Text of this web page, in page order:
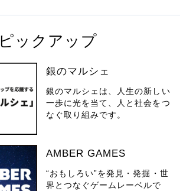
ピックアップ
銀のマルシェ
銀のマルシェは、人生の新しい
一歩に光を当て、人と社会をつ
なぐ取り組みです。
AMBER GAMES
“おもしろい”を発見・発掘・世
界とつなぐゲームレーベルで